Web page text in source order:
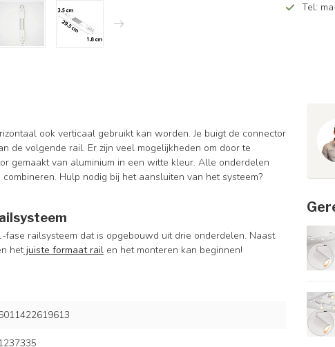
Tel:
ook verticaal gebruikt kan worden. Je buigt de connector
de volgende rail. Er zijn veel mogelijkheden om door te
gemaakt van aluminium in een witte kleur. Alle onderdelen
Hulp nodig bij het aansluiten van het systeem?
railsysteem dat is opgebouwd uit drie onderdelen. Naast
hetjuiste formaat rail en het monteren kan beginnen!